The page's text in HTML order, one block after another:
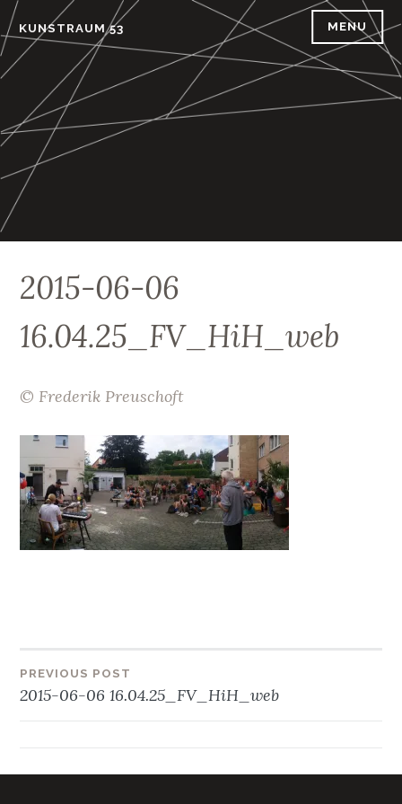
Skip
to
content
KUNSTRAUM 53 MENU
2015-06-06
16.04.25_FV_HiH_web
© Frederik Preuschoft
Beitragsnavigation
PREVIOUS POST
2015-06-06 16.04.25_FV_HiH_web